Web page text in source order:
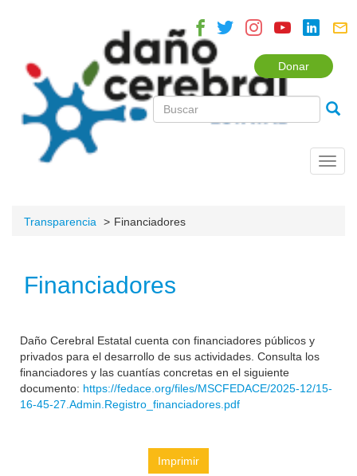
Donar
Transparencia Financiadores
Financiadores
Daño Cerebral Estatal cuenta con financiadores públicos y
privados para el desarrollo de sus actividades. Consulta los
financiadores y las cuantías concretas en el siguiente
documento: https://fedace.org/files/MSCFEDACE/2025-12/15-
16-45-27.Admin.Registro_financiadores.pdf
Imprimir